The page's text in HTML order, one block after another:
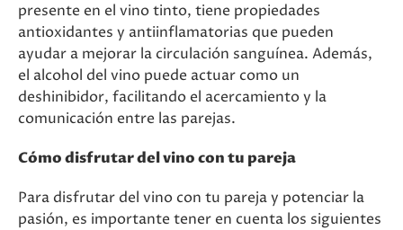
presente en el vino tinto, tiene propiedades
antioxidantes y antiinflamatorias que pueden
ayudar a mejorar la circulación sanguínea. Además,
el alcohol del vino puede actuar como un
deshinibidor, facilitando el acercamiento y la
comunicación entre las parejas.
Cómo disfrutar del vino con tu pareja
Para disfrutar del vino con tu pareja y potenciar la
pasión, es importante tener en cuenta los siguientes